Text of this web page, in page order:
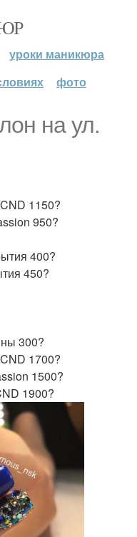
уроки маникюра
фото
на ул.
1150?
950?
400?
450?
300?
1700?
1500?
1900?